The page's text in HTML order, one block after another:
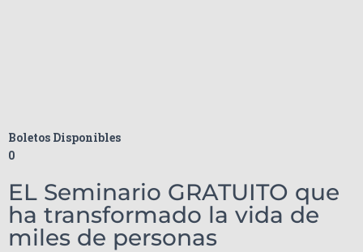
Boletos Disponibles
0
EL Seminario GRATUITO que
ha transformado la vida de
miles de personas